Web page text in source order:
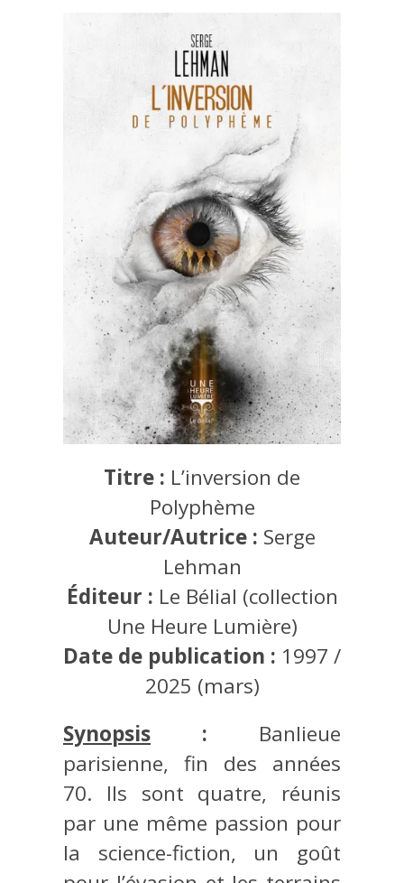
Titre : L’inversion de
Polyphème
Auteur/Autrice : Serge
Lehman
Éditeur : Le Bélial (collection
Une Heure Lumière)
Date de publication : 1997 /
2025 (mars)
Synopsis : Banlieue
parisienne, fin des années
70. Ils sont quatre, réunis
par une même passion pour
la science-fiction, un goût